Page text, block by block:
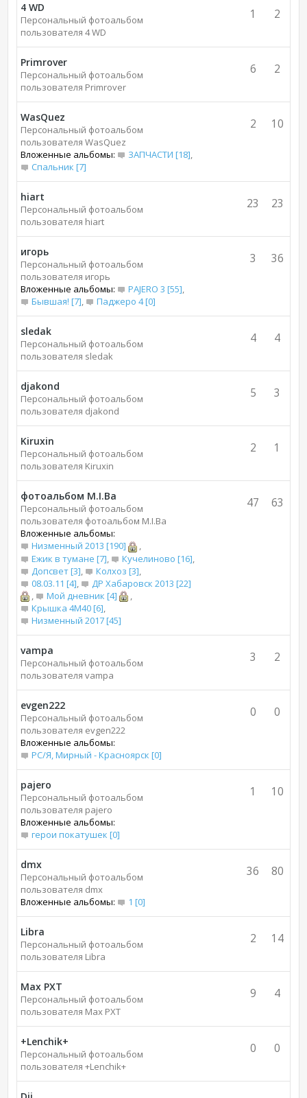
4 WD
Персональный фотоальбом
пользователя 4 WD
2
1
Primrover
Персональный фотоальбом
пользователя Primrover
2
6
WasQuez
Персональный фотоальбом
пользователя WasQuez
Вложенные альбомы:
ЗАПЧАСТИ [18],
Спальник [7]
10
2
hiart
Персональный фотоальбом
пользователя hiart
23
23
игорь
Персональный фотоальбом
пользователя игорь
Вложенные альбомы:
PAJERO 3 [55],
Бывшая! [7], Паджеро 4 [0]
36
3
sledak
Персональный фотоальбом
пользователя sledak
4
4
djakond
Персональный фотоальбом
пользователя djakond
3
5
Kiruxin
Персональный фотоальбом
пользователя Kiruxin
1
2
фотоальбом M.I.Bа
Персональный фотоальбом
пользователя фотоальбом M.I.Bа
Вложенные альбомы:
Низменный 2013 [190]
,
Ежик в тумане [7]
Кучелиново [16]
Допсвет [3]
Колхоз [3]
08.03.11 [4]
ДР Хабаровск 2013 [22]
Мой дневник [4]
Крышка 4М40 [6],
Низменный 2017 [45]
63
47
vampa
Персональный фотоальбом
пользователя vampa
2
3
evgen222
Персональный фотоальбом
пользователя evgen222
Вложенные альбомы:
РС/Я, Мирный - Красноярск [0]
0
0
pajero
Персональный фотоальбом
пользователя pajero
Вложенные альбомы:
герои покатушек [0]
10
1
dmx
Персональный фотоальбом
пользователя dmx
Вложенные альбомы:
1 [0]
80
36
Libra
Персональный фотоальбом
пользователя Libra
14
2
Max PXT
Персональный фотоальбом
пользователя Max PXT
4
9
+Lenchik+
Персональный фотоальбом
пользователя +Lenchik+
0
0